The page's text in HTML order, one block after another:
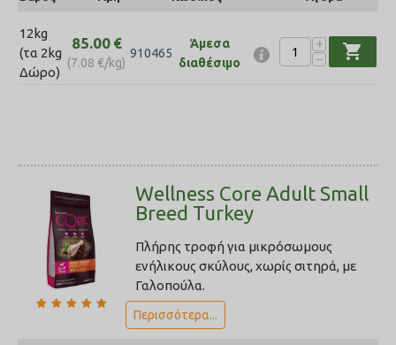
12kg
(τα 2kg
Δώρο)
85.00 €
(7.08 €/kg)
910465
Άμεσα
διαθέσιμο
+
−
shopping_cart
Wellness Core Adult Small
Breed Turkey
Πλήρης τροφή για μικρόσωμους
ενήλικους σκύλους, χωρίς σιτηρά, με
Γαλοπούλα.
Περισσότερα...